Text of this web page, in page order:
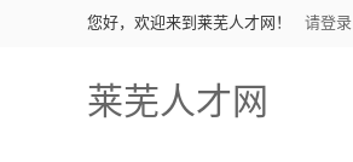
您好，欢迎来到莱芜人才网！ 请登录
莱芜人才网